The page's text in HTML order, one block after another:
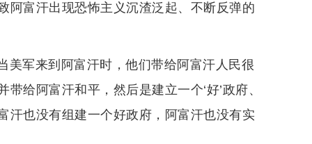
阿富汗出现恐怖主义沉渣泛起、不断反弹的
美军来到阿富汗时，他们带给阿富汗人民很
给阿富汗和平，然后是建立一个‘好’政府、
汗也没有组建一个好政府，阿富汗也没有实